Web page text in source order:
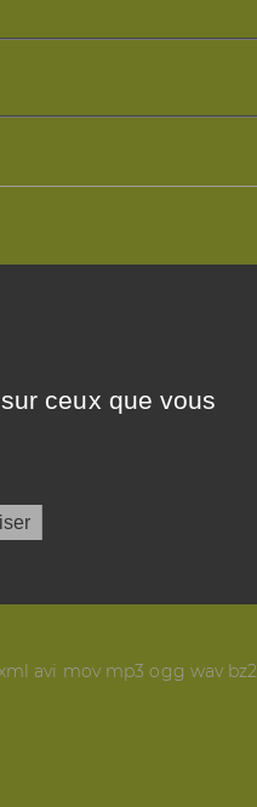
avi mov mp3 ogg wav bz2
ceux que vous